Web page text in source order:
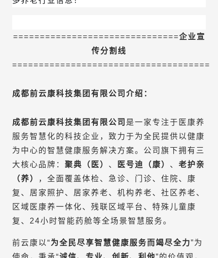
===============================企业宣
传分割线
=====================================
成都前云康科技集团有限公司 介绍：
成都前云康科技集团有限公司 是一家专注于医康养
服务智慧化的科技企业，致力于为全民提供以健康
为中心的智慧健康服务解决方案。公司旗下拥有三
大核心品牌： 聚典（医） 、 医号迪（康） 、 老护亲
（养）
，全面覆盖体检、急诊、门诊、住院、康
复、居家照护、居家养老、机构养老、社区养老、
区域医康养一体化、残联区域平台、特殊儿童康
复、24小时智能药舱等全场景智慧服务。
前云康以“为全民尽享智慧健康服务而竭尽全力”为